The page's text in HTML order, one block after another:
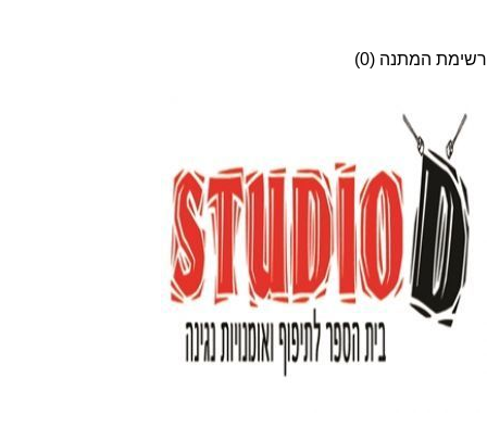
רשימת המתנה (0)